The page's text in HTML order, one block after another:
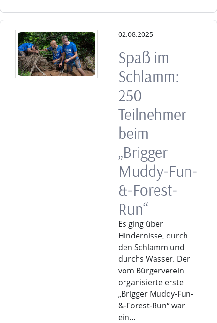
02.08.2025
Spaß im
Schlamm:
250
Teilnehmer
beim
„Brigger
Muddy-Fun-
&-Forest-
Run“
Es ging über
Hindernisse, durch
den Schlamm und
durchs Wasser. Der
vom Bürgerverein
organisierte erste
„Brigger Muddy-Fun-
&-Forest-Run“ war
ein…